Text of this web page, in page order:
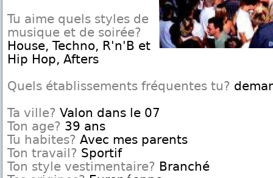
Tu aime quels styles de
musique et de soirée?
House, Techno, R'n'B et
Hip Hop, Afters
Quels établissements fréquentes tu?
Ta ville? Valon dans le 07
Ton age? 39 ans
Tu habites? Avec mes parents
Ton travail? Sportif
Ton style vestimentaire? Branché